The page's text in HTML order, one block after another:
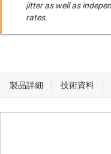
jitter as well as
rates.